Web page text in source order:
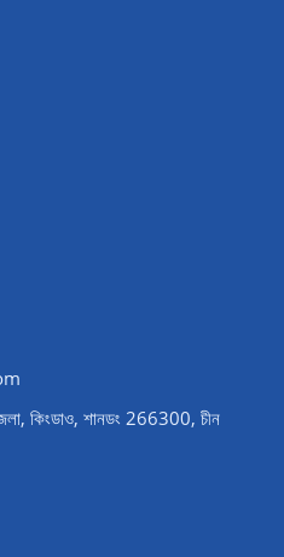
কিংডাও, শানডং 266300, চীন